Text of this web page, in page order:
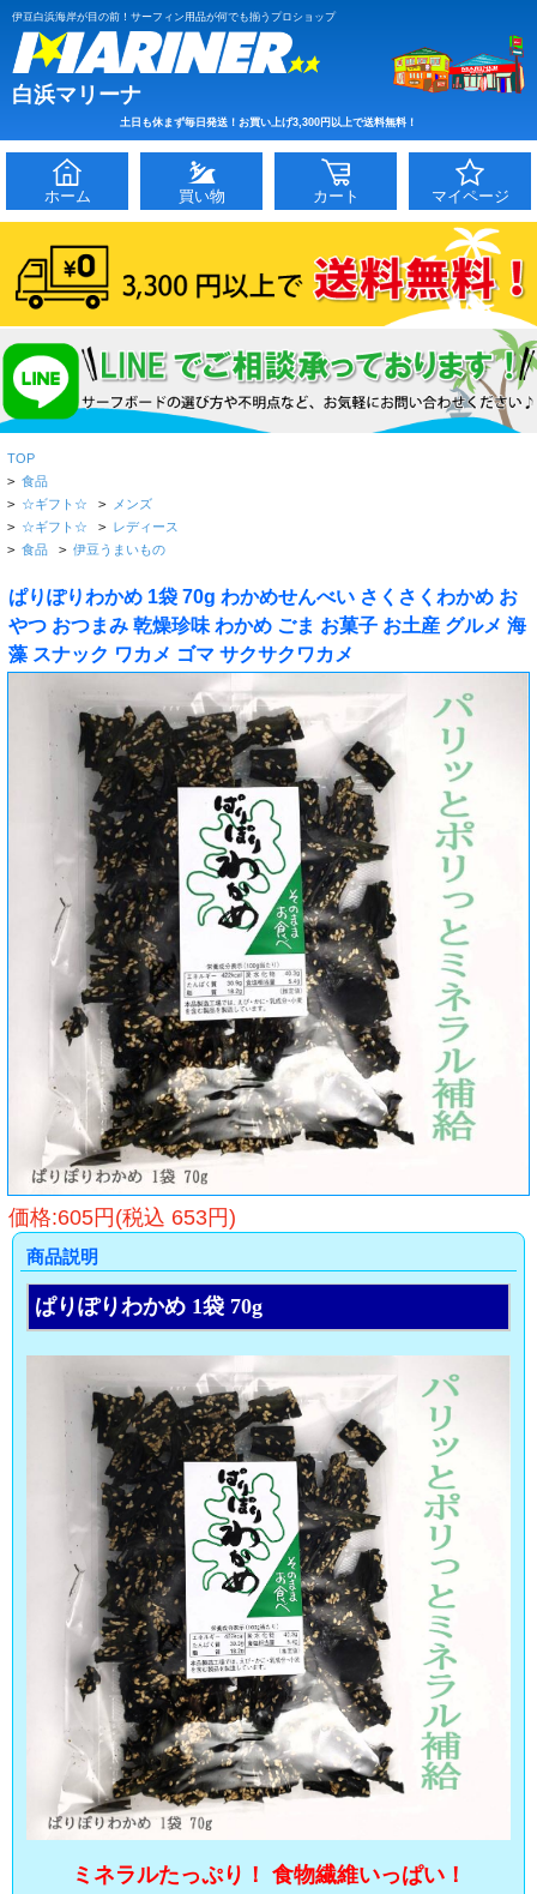
伊豆白浜海岸が目の前！サーフィン用品が何でも揃うプロショップ
白浜マリーナ
土日も休まず毎日発送！お買い上げ3,300円以上で送料無料！
ホーム 買い物 カート マイページ
TOP
> 食品
> ☆ギフト☆ > メンズ
> ☆ギフト☆ > レディース
> 食品 > 伊豆うまいもの
ぱりぽりわかめ 1袋 70g わかめせんべい さくさくわかめ お
やつ おつまみ 乾燥珍味 わかめ ごま お菓子 お土産 グルメ 海
藻 スナック ワカメ ゴマ サクサクワカメ
価格:605円(税込 653円)
商品説明
ぱりぽりわかめ 1袋 70g
ミネラルたっぷり！ 食物繊維いっぱい！